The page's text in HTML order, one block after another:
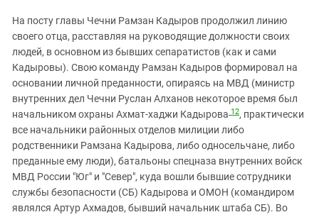
На посту главы Чечни Рамзан Кадыров продолжил линию
своего отца, расставляя на руководящие должности своих
людей, в основном из бывших сепаратистов (как и сами
Кадыровы). Свою команду Рамзан Кадыров формировал на
основании личной преданности, опираясь на МВД (министр
внутренних дел Чечни Руслан Алханов некоторое время был
начальником охраны Ахмат-хаджи Кадырова 12, практически
все начальники районных отделов милиции либо
родственники Рамзана Кадырова, либо односельчане, либо
преданные ему люди), батальоны спецназа внутренних войск
МВД России "Юг" и "Север", куда вошли бывшие сотрудники
службы безопасности (СБ) Кадырова и ОМОН (командиром
являлся Артур Ахмадов, бывший начальник штаба СБ). Во